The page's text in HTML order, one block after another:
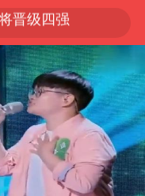
暑期消费新蓝海
马克·艾伦退出斯诺克中国公开赛
微信又有新功能，你可以“撤回”你的撤回了！
新疆优化调整景区内自驾服务费
上四休三，但降薪1000元，你接受吗？
出坠崖1死1伤